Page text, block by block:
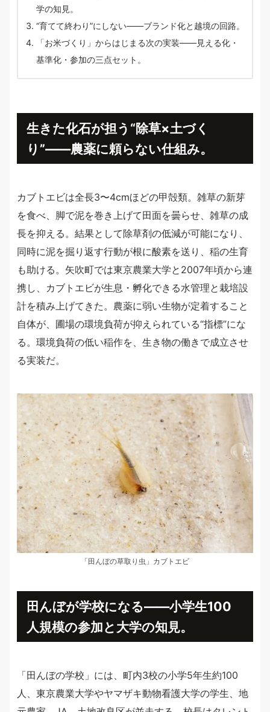
学の知見。
“育てて終わり”にしない——ブランド化と越境の回路。
「お米づくり」からはじまる次の実装——見える化・
基準化・参加の三点セット。
生きた化石が担う“除草×土づく
り”——農薬に頼らない仕組み。
カブトエビは全長3〜4cmほどの甲殻類。雑草の新芽
を食べ、脚で泥を巻き上げて田面を曇らせ、雑草の成
長を抑える。結果として除草剤の低減が可能になり、
同時に泥を掘り返す行動が根に酸素を送り、稲の生育
も助ける。矢吹町では東京農業大学と2007年頃から連
携し、カブトエビが生息・孵化できる水管理と栽培設
計を積み上げてきた。農薬に弱い生物が定着すること
自体が、圃場の環境負荷が抑えられている“指標”にな
る。環境負荷の低い稲作を、生き物の働きで成立させ
る実装だ。
「田んぼの草取り虫」カブトエビ
田んぼが学校になる——小学生100
人規模の参加と大学の知見。
「田んぼの学校」には、町内3校の小学5年生約100
人、東京農業大学やヤマザキ動物看護大学の学生、地